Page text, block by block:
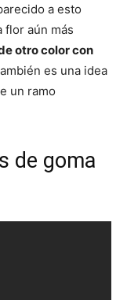
a esto
flor aún más
otro color con
es una idea
un ramo
de goma